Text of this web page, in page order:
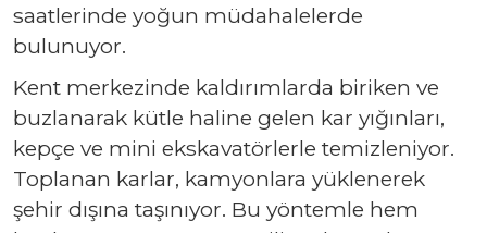
saatlerinde yoğun müdahalelerde
bulunuyor.
Kent merkezinde kaldırımlarda biriken ve
buzlanarak kütle haline gelen kar yığınları,
kepçe ve mini ekskavatörlerle temizleniyor.
Toplanan karlar, kamyonlara yüklenerek
şehir dışına taşınıyor. Bu yöntemle hem